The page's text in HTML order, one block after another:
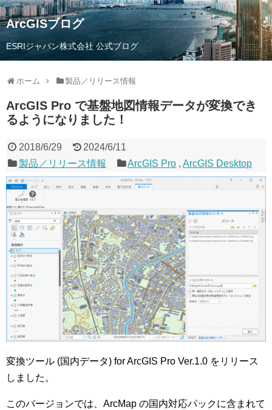
ArcGISブログ
ESRIジャパン株式会社 公式ブログ
ホーム 製品／リリース情報
ArcGIS Pro で基盤地図情報データが変換でき
るようになりました！
2018/6/29
2024/6/11
製品／リリース情報
ArcGIS Pro ,ArcGIS Desktop
変換ツール (国内データ) for ArcGIS Pro Ver.1.0 をリリース
しました。
このバージョンでは、ArcMap の国内対応パックに含まれて